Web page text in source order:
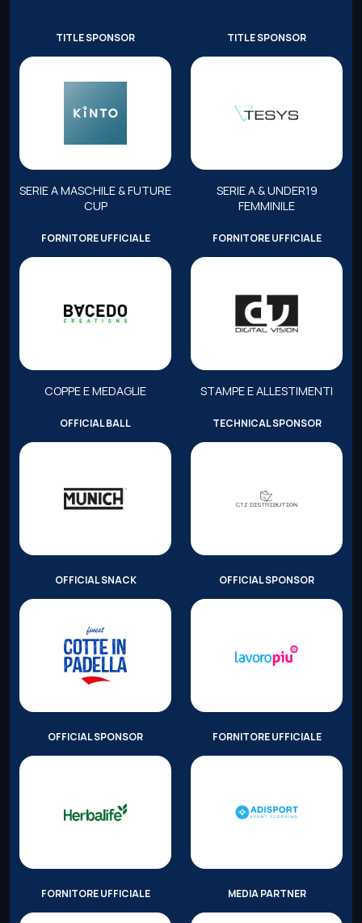
TITLE SPONSOR
SERIE A MASCHILE & FUTURE
CUP
TITLE SPONSOR
SERIE A & UNDER19
FEMMINILE
FORNITORE UFFICIALE
COPPE E MEDAGLIE
FORNITORE UFFICIALE
STAMPE E ALLESTIMENTI
OFFICIAL BALL TECHNICAL SPONSOR
OFFICIAL SNACK OFFICIAL SPONSOR
OFFICIAL SPONSOR FORNITORE UFFICIALE
FORNITORE UFFICIALE MEDIA PARTNER